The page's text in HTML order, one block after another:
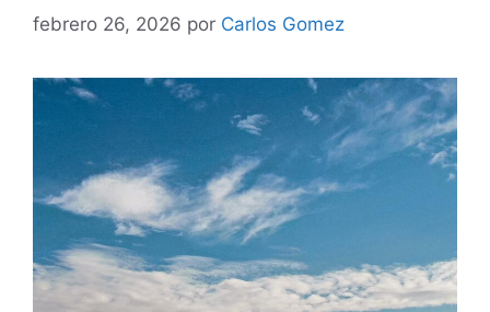
febrero 26, 2026 por Carlos Gomez